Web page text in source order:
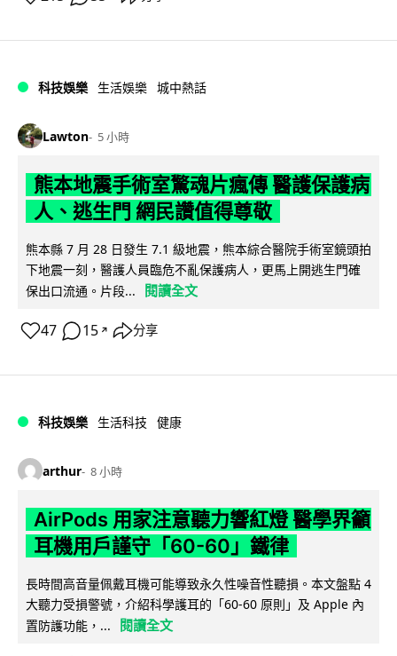
科技娛樂 生活娛樂 城中熱話
Lawton 5 小時
熊本地震手術室驚魂片瘋傳 醫護保護病
人、逃生門 網民讚值得尊敬
熊本縣 7 月 28 日發生 7.1 級地震，熊本綜合醫院手術室鏡頭拍
下地震一刻，醫護人員臨危不亂保護病人，更馬上開逃生門確
保出口流通。片段...
閱讀全文
47 15 ↗ 分享
科技娛樂 生活科技 健康
arthur 8 小時
AirPods 用家注意聽力響紅燈 醫學界籲
耳機用戶謹守「60-60」鐵律
長時間高音量佩戴耳機可能導致永久性噪音性聽損。本文盤點 4
大聽力受損警號，介紹科學護耳的「60-60 原則」及 Apple 內
置防護功能，...
閱讀全文